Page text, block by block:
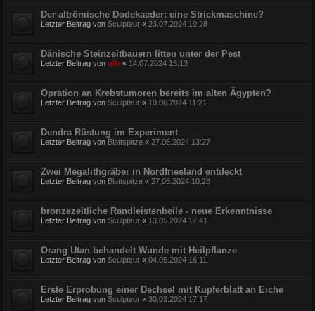
Der altrömische Dodekaeder: eine Strickmaschine?
Letzter Beitrag von Sculpteur « 23.07.2024 10:28
Dänische Steinzeitbauern litten unter der Pest
Letzter Beitrag von ulfr « 14.07.2024 15:13
Opration an Krebstumoren bereits im alten Ägypten?
Letzter Beitrag von Sculpteur « 10.06.2024 11:21
Dendra Rüstung im Experiment
Letzter Beitrag von Blattspitze « 27.05.2024 13:27
Zwei Megalithgräber in Nordfriesland entdeckt
Letzter Beitrag von Blattspitze « 27.05.2024 10:28
bronzezeitliche Randleistenbeile - neue Erkenntnisse
Letzter Beitrag von Sculpteur « 13.05.2024 17:41
Orang Utan behandelt Wunde mit Heilpflanze
Letzter Beitrag von Sculpteur « 04.05.2024 16:11
Erste Erprobung einer Dechsel mit Kupferblatt an Eiche
Letzter Beitrag von Sculpteur « 30.03.2024 17:17